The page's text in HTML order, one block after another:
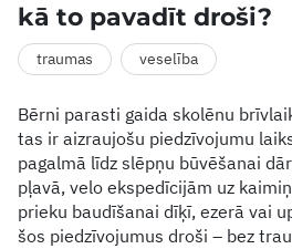
kā to pavadīt droši?
traumas veselība
Bērni parasti gaida skolēnu
tas ir aizraujošu piedzīvojumu
pagalmā līdz slēpņu būvēšanai
pļavā, velo ekspedīcijām uz
prieku baudīšanai dīķī, ezerā vai
šos piedzīvojumus droši – bez